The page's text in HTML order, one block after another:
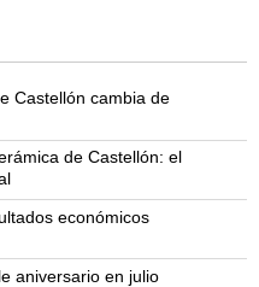
Castellón cambia de
de Castellón: el
económicos
aniversario en julio